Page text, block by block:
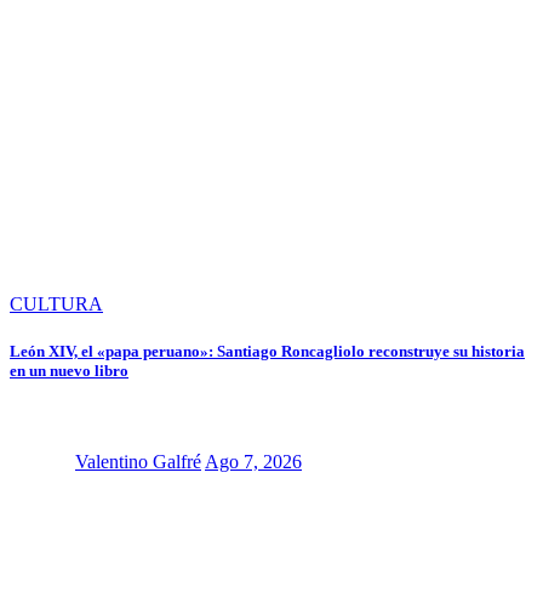
CULTURA
León XIV, el «papa peruano»: Santiago Roncagliolo reconstruye su historia
en un nuevo libro
Valentino GalfréAgo 7, 2026